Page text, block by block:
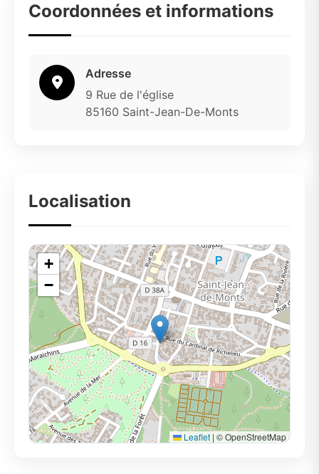
Coordonnées et informations
Adresse
9 Rue de l'église
85160 Saint-Jean-De-Monts
Localisation
+
−
Leaflet | © OpenStreetMap